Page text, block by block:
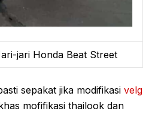
jari Honda Beat Street
sepakat jika modifikasi velg
mofifikasi thailook dan